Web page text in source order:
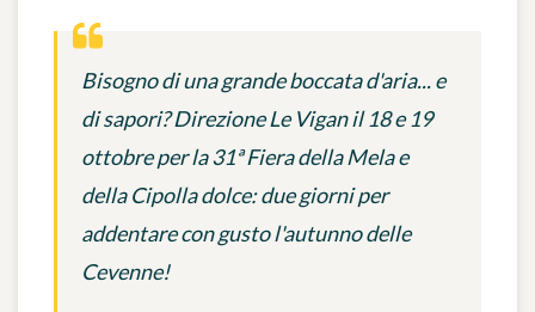
Bisogno di una grande boccata d'aria... e
di sapori? Direzione Le Vigan il 18 e 19
ottobre per la 31ª Fiera della Mela e
della Cipolla dolce: due giorni per
addentare con gusto l'autunno delle
Cevenne!